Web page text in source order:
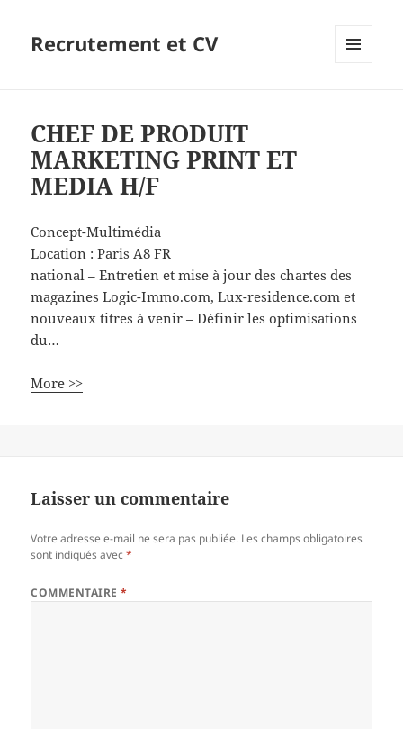
Recrutement et CV
CHEF DE PRODUIT
MARKETING PRINT ET
MEDIA H/F
Concept-Multimédia
Location :Paris A8 FR
national – Entretien et mise à jour des chartes des
magazines Logic-Immo.com, Lux-residence.com et
nouveaux titres à venir – Définir les optimisations
du…
More >>
Laisser un commentaire
Votre adresse e-mail ne sera pas publiée. Les champs obligatoires
sont indiqués avec*
COMMENTAIRE*